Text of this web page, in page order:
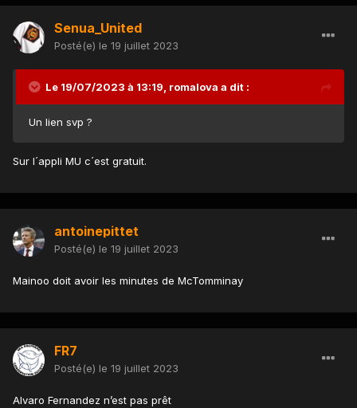
Senua_United
Posté(e) le 19 juillet 2023
Le 19/07/2023 à 13:19, romalova a dit :
Un lien svp ?
Sur l´appli MU c´est gratuit.
antoinepittet
Posté(e) le 19 juillet 2023
Mainoo doit avoir les minutes de McTomminay
FR7
Posté(e) le 19 juillet 2023
Alvaro Fernandez n’est pas prêt